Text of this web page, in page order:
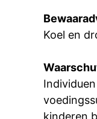
Koel en
kinderen